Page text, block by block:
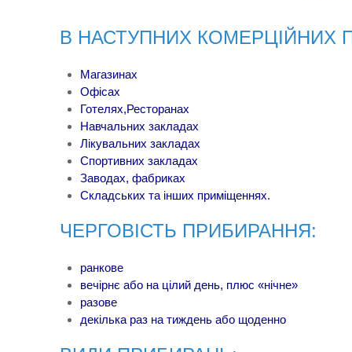
В НАСТУПНИХ КОМЕРЦІЙНИХ
Магазинах
Офісах
Готелях,Ресторанах
Навчальних закладах
Лікувальних закладах
Спортивних закладах
Заводах, фабриках
Складських та інших приміщеннях.
ЧЕРГОВІСТЬ ПРИБИРАННЯ:
ранкове
вечірнє або на цілий день, плюс «нічне»
разове
декілька раз на тиждень або щоденно